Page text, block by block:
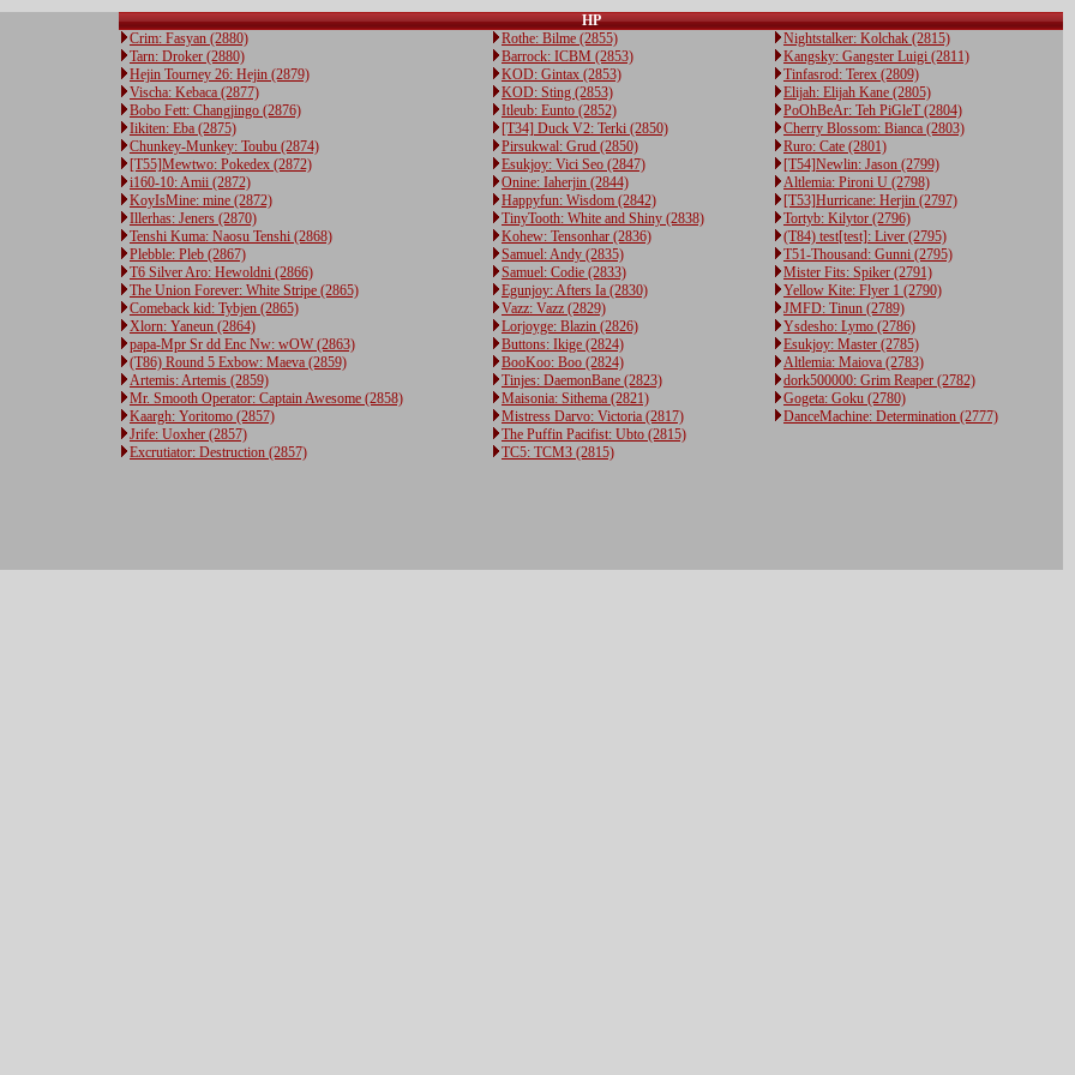
HP
Crim: Fasyan (2880)
Tarn: Droker (2880)
Hejin Tourney 26: Hejin (2879)
Vischa: Kebaca (2877)
Bobo Fett: Changjingo (2876)
Iikiten: Eba (2875)
Chunkey-Munkey: Toubu (2874)
[T55]Mewtwo: Pokedex (2872)
i160-10: Amii (2872)
KoyIsMine: mine (2872)
Illerhas: Jeners (2870)
Tenshi Kuma: Naosu Tenshi (2868)
Plebble: Pleb (2867)
T6 Silver Aro: Hewoldni (2866)
The Union Forever: White Stripe (2865)
Comeback kid: Tybjen (2865)
Xlorn: Yaneun (2864)
papa-Mpr Sr dd Enc Nw: wOW (2863)
(T86) Round 5 Exbow: Maeva (2859)
Artemis: Artemis (2859)
Mr. Smooth Operator: Captain Awesome (2858)
Kaargh: Yoritomo (2857)
Jrife: Uoxher (2857)
Excrutiator: Destruction (2857)
Rothe: Bilme (2855)
Barrock: ICBM (2853)
KOD: Gintax (2853)
KOD: Sting (2853)
Itleub: Eunto (2852)
[T34] Duck V2: Terki (2850)
Pirsukwal: Grud (2850)
Esukjoy: Vici Seo (2847)
Onine: Iaherjin (2844)
Happyfun: Wisdom (2842)
TinyTooth: White and Shiny (2838)
Kohew: Tensonhar (2836)
Samuel: Andy (2835)
Samuel: Codie (2833)
Egunjoy: Afters Ia (2830)
Vazz: Vazz (2829)
Lorjoyge: Blazin (2826)
Buttons: Ikige (2824)
BooKoo: Boo (2824)
Tinjes: DaemonBane (2823)
Maisonia: Sithema (2821)
Mistress Darvo: Victoria (2817)
The Puffin Pacifist: Ubto (2815)
TC5: TCM3 (2815)
Nightstalker: Kolchak (2815)
Kangsky: Gangster Luigi (2811)
Tinfasrod: Terex (2809)
Elijah: Elijah Kane (2805)
PoOhBeAr: Teh PiGleT (2804)
Cherry Blossom: Bianca (2803)
Ruro: Cate (2801)
[T54]Newlin: Jason (2799)
Altlemia: Pironi U (2798)
[T53]Hurricane: Herjin (2797)
Tortyb: Kilytor (2796)
(T84) test[test]: Liver (2795)
T51-Thousand: Gunni (2795)
Mister Fits: Spiker (2791)
Yellow Kite: Flyer 1 (2790)
JMFD: Tinun (2789)
Ysdesho: Lymo (2786)
Esukjoy: Master (2785)
Altlemia: Maiova (2783)
dork500000: Grim Reaper (2782)
Gogeta: Goku (2780)
DanceMachine: Determination (2777)